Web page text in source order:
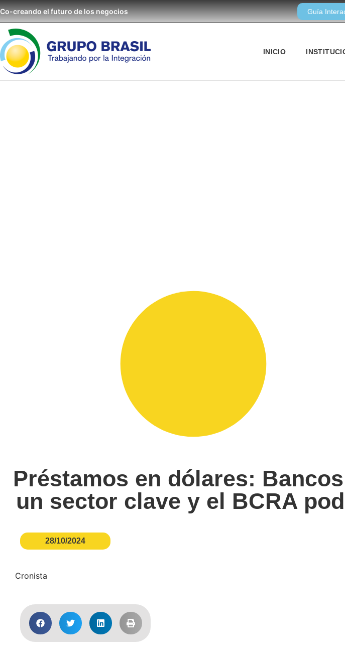
Co-creando el futuro de los negocios Guía
INICIO
Préstamos en dólares:
un sector clave y el BCRA
28/10/2024
Cronista